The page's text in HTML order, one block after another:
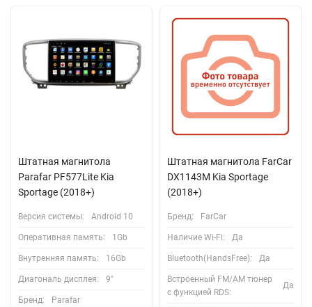
Штатная магнитола
Parafar PF577Lite Kia
Sportage (2018+)
Версия системы: Android 10
Оперативная память: 1Gb
Внутренняя память: 16Gb
Диагональ дисплея: 9"
Бренд: Parafar
Штатная магнитола FarCar
DX1143M Kia Sportage
(2018+)
Бренд: FarCar
Наличие Wi-Fi: Да
Bluetooth(HandsFree): Да
Встроенный FM/AM тюнер
с функцией RDS:
Да